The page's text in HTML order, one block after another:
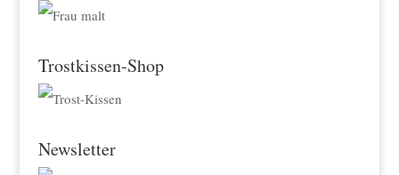
Trostkissen-Shop
Newsletter